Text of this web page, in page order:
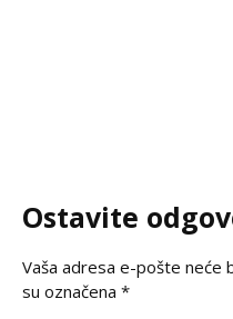
Ostavite
Vaša adresa e-pošte neće
su označena *